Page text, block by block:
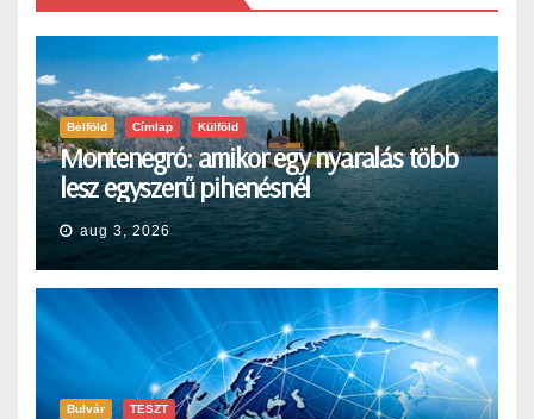
Belföld Címlap Külföld
Montenegró: amikor egy nyaralás több
lesz egyszerű pihenésnél
aug 3, 2026
Bulvár TESZT